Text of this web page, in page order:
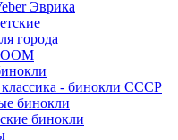
Эврика
города
классика - бинокли СССР
бинокли
бинокли